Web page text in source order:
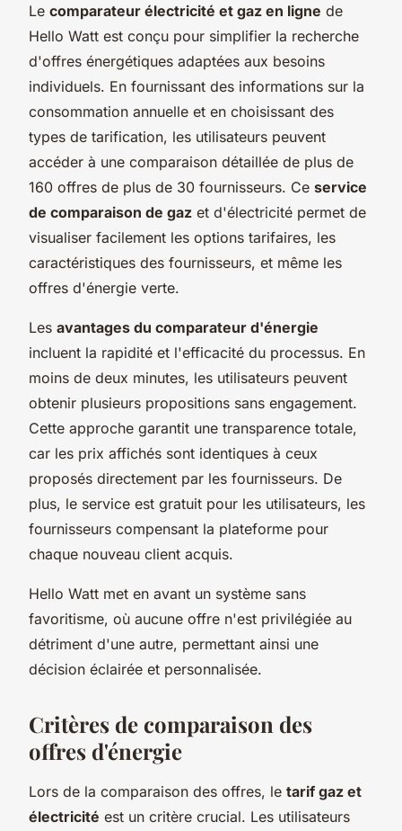
Le comparateur électricité et gaz en ligne de
Hello Watt est conçu pour simplifier la recherche
d'offres énergétiques adaptées aux besoins
individuels. En fournissant des informations sur la
consommation annuelle et en choisissant des
types de tarification, les utilisateurs peuvent
accéder à une comparaison détaillée de plus de
160 offres de plus de 30 fournisseurs. Ce service
de comparaison de gaz et d'électricité permet de
visualiser facilement les options tarifaires, les
caractéristiques des fournisseurs, et même les
offres d'énergie verte.
Les avantages du comparateur d'énergie
incluent la rapidité et l'efficacité du processus. En
moins de deux minutes, les utilisateurs peuvent
obtenir plusieurs propositions sans engagement.
Cette approche garantit une transparence totale,
car les prix affichés sont identiques à ceux
proposés directement par les fournisseurs. De
plus, le service est gratuit pour les utilisateurs, les
fournisseurs compensant la plateforme pour
chaque nouveau client acquis.
Hello Watt met en avant un système sans
favoritisme, où aucune offre n'est privilégiée au
détriment d'une autre, permettant ainsi une
décision éclairée et personnalisée.
Critères de comparaison des
offres d'énergie
Lors de la comparaison des offres, le tarif gaz et
électricité est un critère crucial. Les utilisateurs